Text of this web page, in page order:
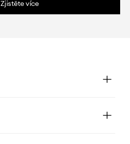
Zjistěte více